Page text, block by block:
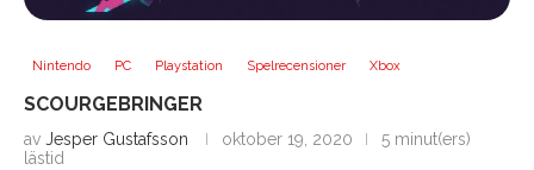
Nintendo PC Playstation Spelrecensioner Xbox
SCOURGEBRINGER
av Jesper Gustafsson oktober 19, 2020
5 minut(ers)
lästid